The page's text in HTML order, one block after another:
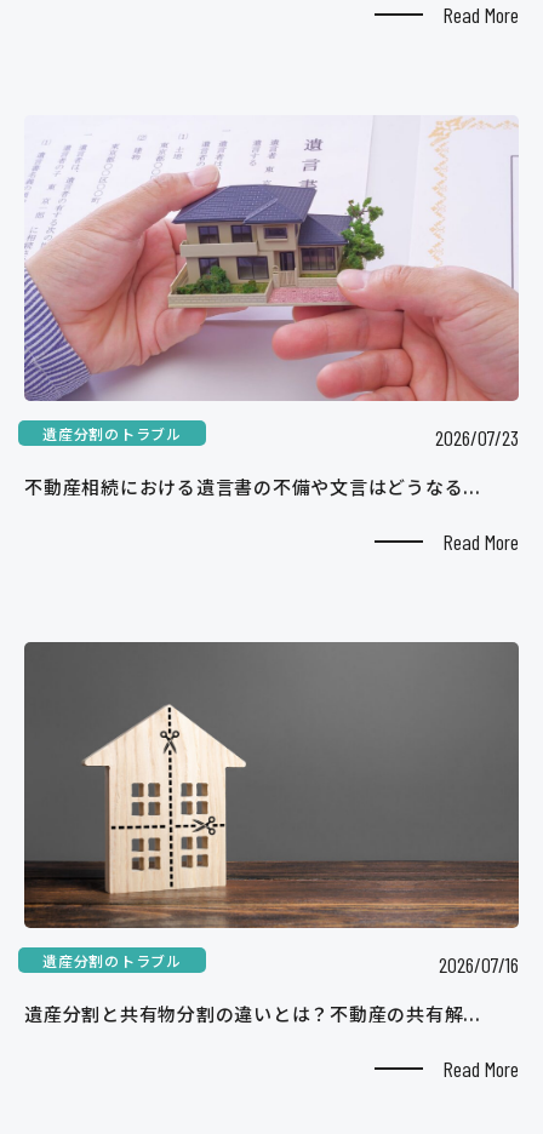
Read More
遺産分割のトラブル 2026/07/23
不動産相続における遺言書の不備や文言はどうなる...
Read More
遺産分割のトラブル 2026/07/16
遺産分割と共有物分割の違いとは？不動産の共有解...
Read More